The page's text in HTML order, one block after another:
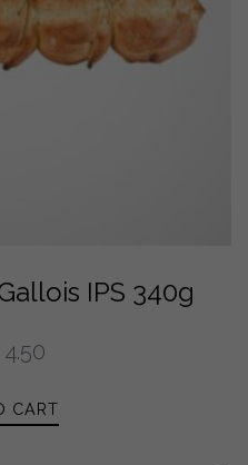
IPS 340g
4.50
CART